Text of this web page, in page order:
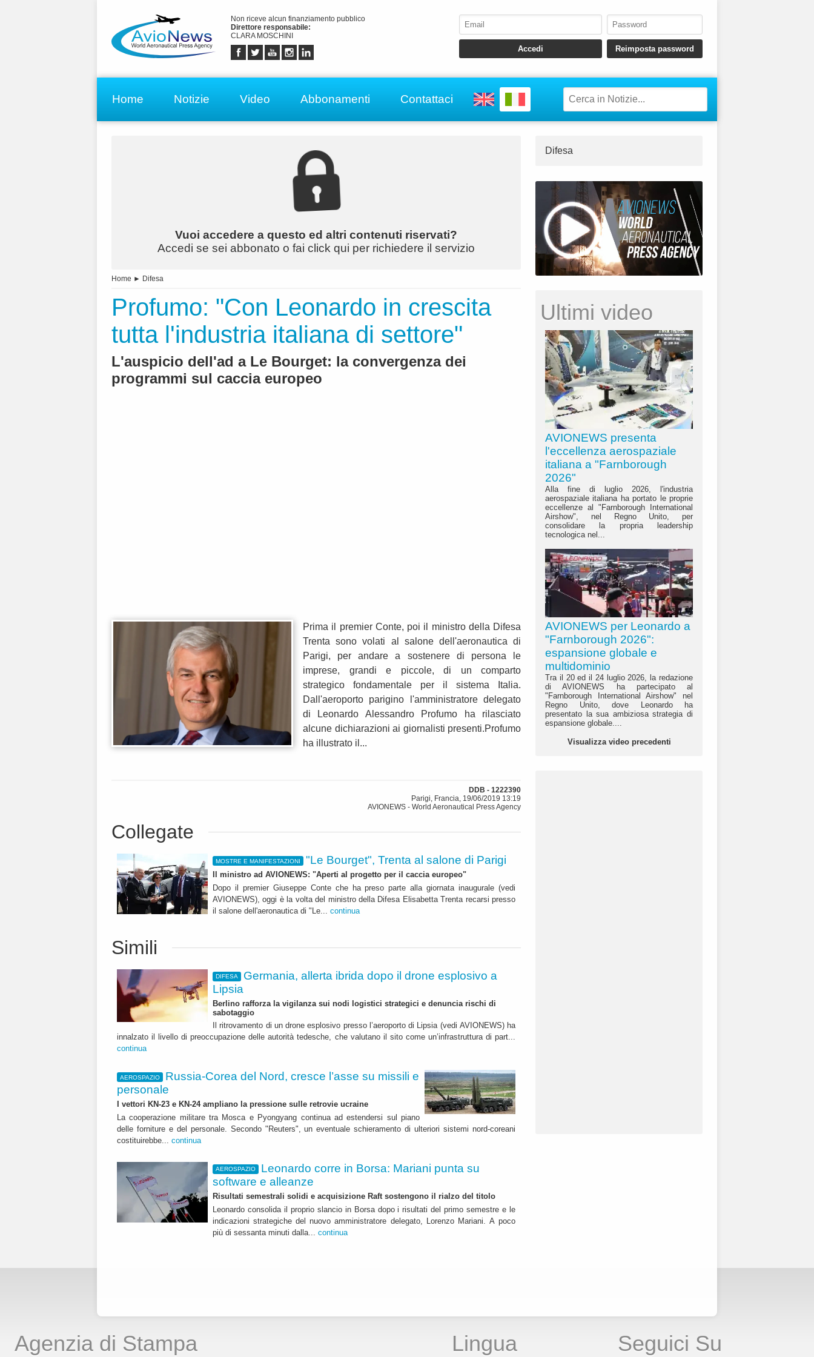
Non riceve alcun finanziamento pubblico
Direttore responsabile:
CLARA MOSCHINI
Home Notizie Video Abbonamenti Contattaci
Vuoi accedere a questo ed altri contenuti riservati?
Accedi se sei abbonato o fai click qui per richiedere il servizio
Home ► Difesa
Profumo: "Con Leonardo in crescita
tutta l'industria italiana di settore"
L'auspicio dell'ad a Le Bourget: la convergenza dei
programmi sul caccia europeo
Prima il premier Conte, poi il ministro della Difesa
Trenta sono volati al salone dell'aeronautica di
Parigi, per andare a sostenere di persona le
imprese, grandi e piccole, di un comparto
strategico fondamentale per il sistema Italia.
Dall'aeroporto parigino l'amministratore delegato
di Leonardo Alessandro Profumo ha rilasciato
alcune dichiarazioni ai giornalisti presenti.Profumo
ha illustrato il...
DDB - 1222390
Parigi, Francia, 19/06/2019 13:19
AVIONEWS - World Aeronautical Press Agency
Collegate
MOSTRE E MANIFESTAZIONI "Le Bourget", Trenta al salone di Parigi
Il ministro ad AVIONEWS: "Aperti al progetto per il caccia europeo"
Dopo il premier Giuseppe Conte che ha preso parte alla giornata inaugurale (vedi
AVIONEWS), oggi è la volta del ministro della Difesa Elisabetta Trenta recarsi presso
il salone dell'aeronautica di "Le... continua
Simili
DIFESA
Germania, allerta ibrida dopo il drone esplosivo a
Lipsia
Berlino rafforza la vigilanza sui nodi logistici strategici e denuncia rischi di
sabotaggio
Il ritrovamento di un drone esplosivo presso l’aeroporto di Lipsia (vedi AVIONEWS) ha
innalzato il livello di preoccupazione delle autorità tedesche, che valutano il sito come un’infrastruttura di part...
continua
AEROSPAZIO
Russia-Corea del Nord, cresce l’asse su missili e
personale
I vettori KN-23 e KN-24 ampliano la pressione sulle retrovie ucraine
La cooperazione militare tra Mosca e Pyongyang continua ad estendersi sul piano
delle forniture e del personale. Secondo "Reuters", un eventuale schieramento di ulteriori sistemi nord-coreani
costituirebbe... continua
AEROSPAZIO
Leonardo corre in Borsa: Mariani punta su
software e alleanze
Risultati semestrali solidi e acquisizione Raft sostengono il rialzo del titolo
Leonardo consolida il proprio slancio in Borsa dopo i risultati del primo semestre e le
indicazioni strategiche del nuovo amministratore delegato, Lorenzo Mariani. A poco
più di sessanta minuti dalla... continua
Difesa
Ultimi video
AVIONEWS presenta
l'eccellenza aerospaziale
italiana a "Farnborough
2026"
Alla fine di luglio 2026, l'industria
aerospaziale italiana ha portato le proprie
eccellenze al "Farnborough International
Airshow", nel Regno Unito, per
consolidare la propria leadership
tecnologica nel...
AVIONEWS per Leonardo a
"Farnborough 2026":
espansione globale e
multidominio
Tra il 20 ed il 24 luglio 2026, la redazione
di AVIONEWS ha partecipato al
"Farnborough International Airshow" nel
Regno Unito, dove Leonardo ha
presentato la sua ambiziosa strategia di
espansione globale....
Visualizza video precedenti
Agenzia di Stampa Lingua Seguici Su